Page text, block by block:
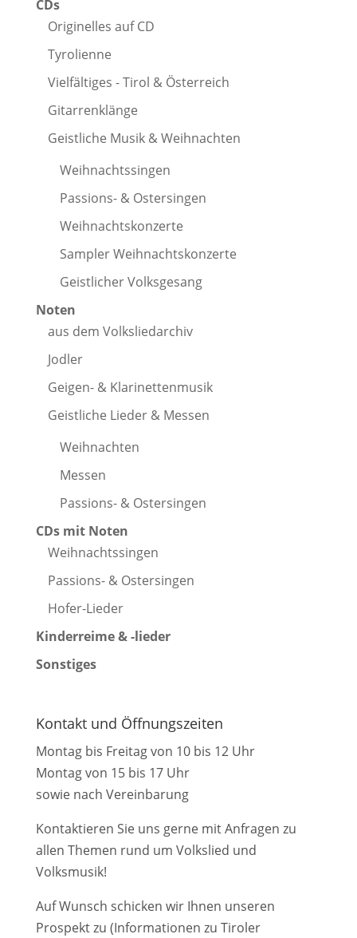
CDs
Originelles auf CD
Tyrolienne
Vielfältiges - Tirol & Österreich
Gitarrenklänge
Geistliche Musik & Weihnachten
Weihnachtssingen
Passions- & Ostersingen
Weihnachtskonzerte
Sampler Weihnachtskonzerte
Geistlicher Volksgesang
Noten
aus dem Volksliedarchiv
Jodler
Geigen- & Klarinettenmusik
Geistliche Lieder & Messen
Weihnachten
Messen
Passions- & Ostersingen
CDs mit Noten
Weihnachtssingen
Passions- & Ostersingen
Hofer-Lieder
Kinderreime & -lieder
Sonstiges
Kontakt und Öffnungszeiten
Montag bis Freitag von 10 bis 12 Uhr
Montag von 15 bis 17 Uhr
sowie nach Vereinbarung
Kontaktieren Sie uns gerne mit Anfragen zu
allen Themen rund um Volkslied und
Volksmusik!
Auf Wunsch schicken wir Ihnen unseren
Prospekt zu (Informationen zu Tiroler